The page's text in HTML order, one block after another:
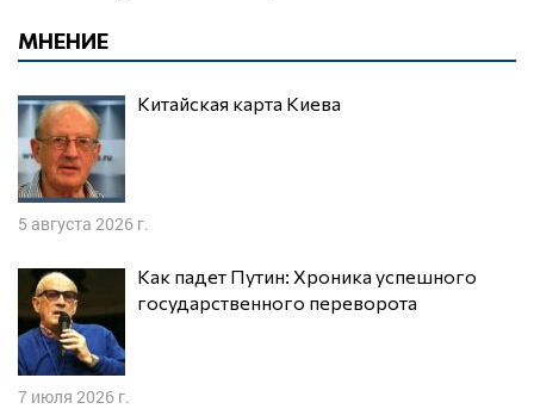
МНЕНИЕ
Китайская карта Киева
5 августа 2026 г.
Как падет Путин: Хроника успешного
государственного переворота
7 июля 2026 г.